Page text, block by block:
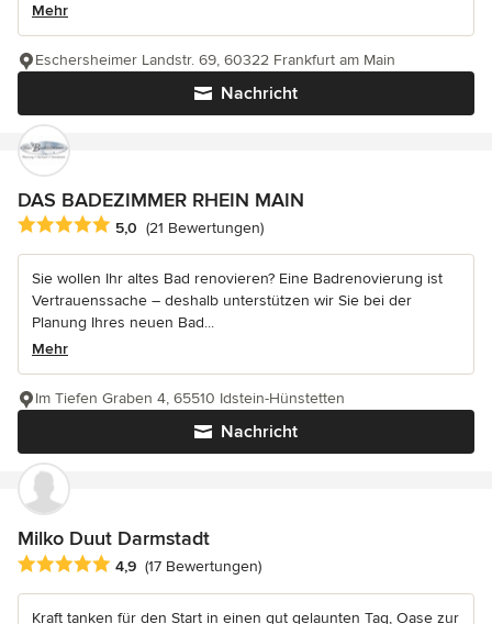
Mehr
Nachricht
Eschersheimer Landstr. 69, 60322 Frankfurt am Main
DAS BADEZIMMER RHEIN MAIN
Durchschnittliche Bewertung: 5 von 5 Sternen
5,0 (21 Bewertungen)
Sie wollen Ihr altes Bad renovieren? Eine Badrenovierung ist
Vertrauenssache – deshalb unterstützen wir Sie bei der
Planung Ihres neuen Bad...
Mehr
Nachricht
Im Tiefen Graben 4, 65510 Idstein-Hünstetten
Milko Duut Darmstadt
Durchschnittliche Bewertung: 4.9 von 5 Sternen
4,9 (17 Bewertungen)
Kraft tanken für den Start in einen gut gelaunten Tag, Oase zur